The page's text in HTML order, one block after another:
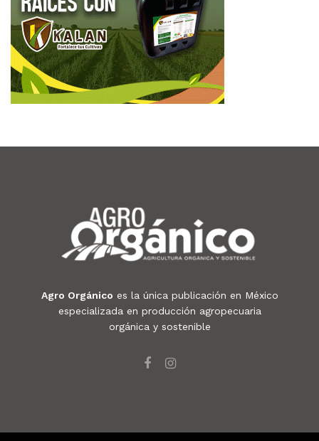
Agro Orgánico es la única publicación en México
especializada en producción agropecuaria
orgánica y sostenible